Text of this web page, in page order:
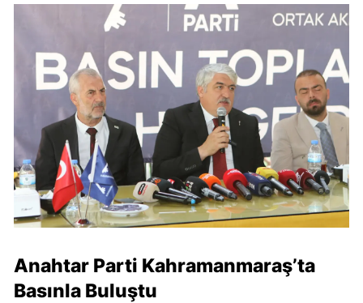
Anahtar Parti Kahramanmaraş’ta
Basınla Buluştu